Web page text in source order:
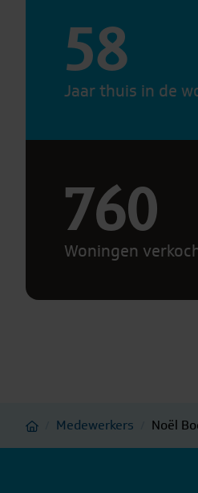
58
Jaar thuis in de
760
Woningen
HomeMedewerkers Noël